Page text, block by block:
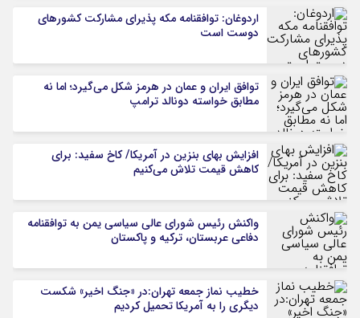
اردوغان: توافقنامه مکه پذیرای مشارکت کشورهای
دوست است
توافق ایران و عمان در هرمز شکل می‌گیرد؛ اما نه
مطابق خواسته دونالد ترامپ
افزایش بهای بنزین در آمریکا/ کاخ سفید: برای
کاهش قیمت تلاش می‌کنیم
واکنش رئیس شورای عالی سیاسی یمن به توافقنامه
دفاعی عربستان، ترکیه و پاکستان
خطیب نماز جمعه تهران:در «جنگ اخیر» شکست
دیگری را به آمریکا تحمیل کردیم